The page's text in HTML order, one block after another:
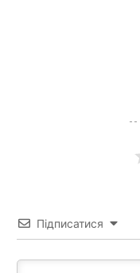
Підписатися